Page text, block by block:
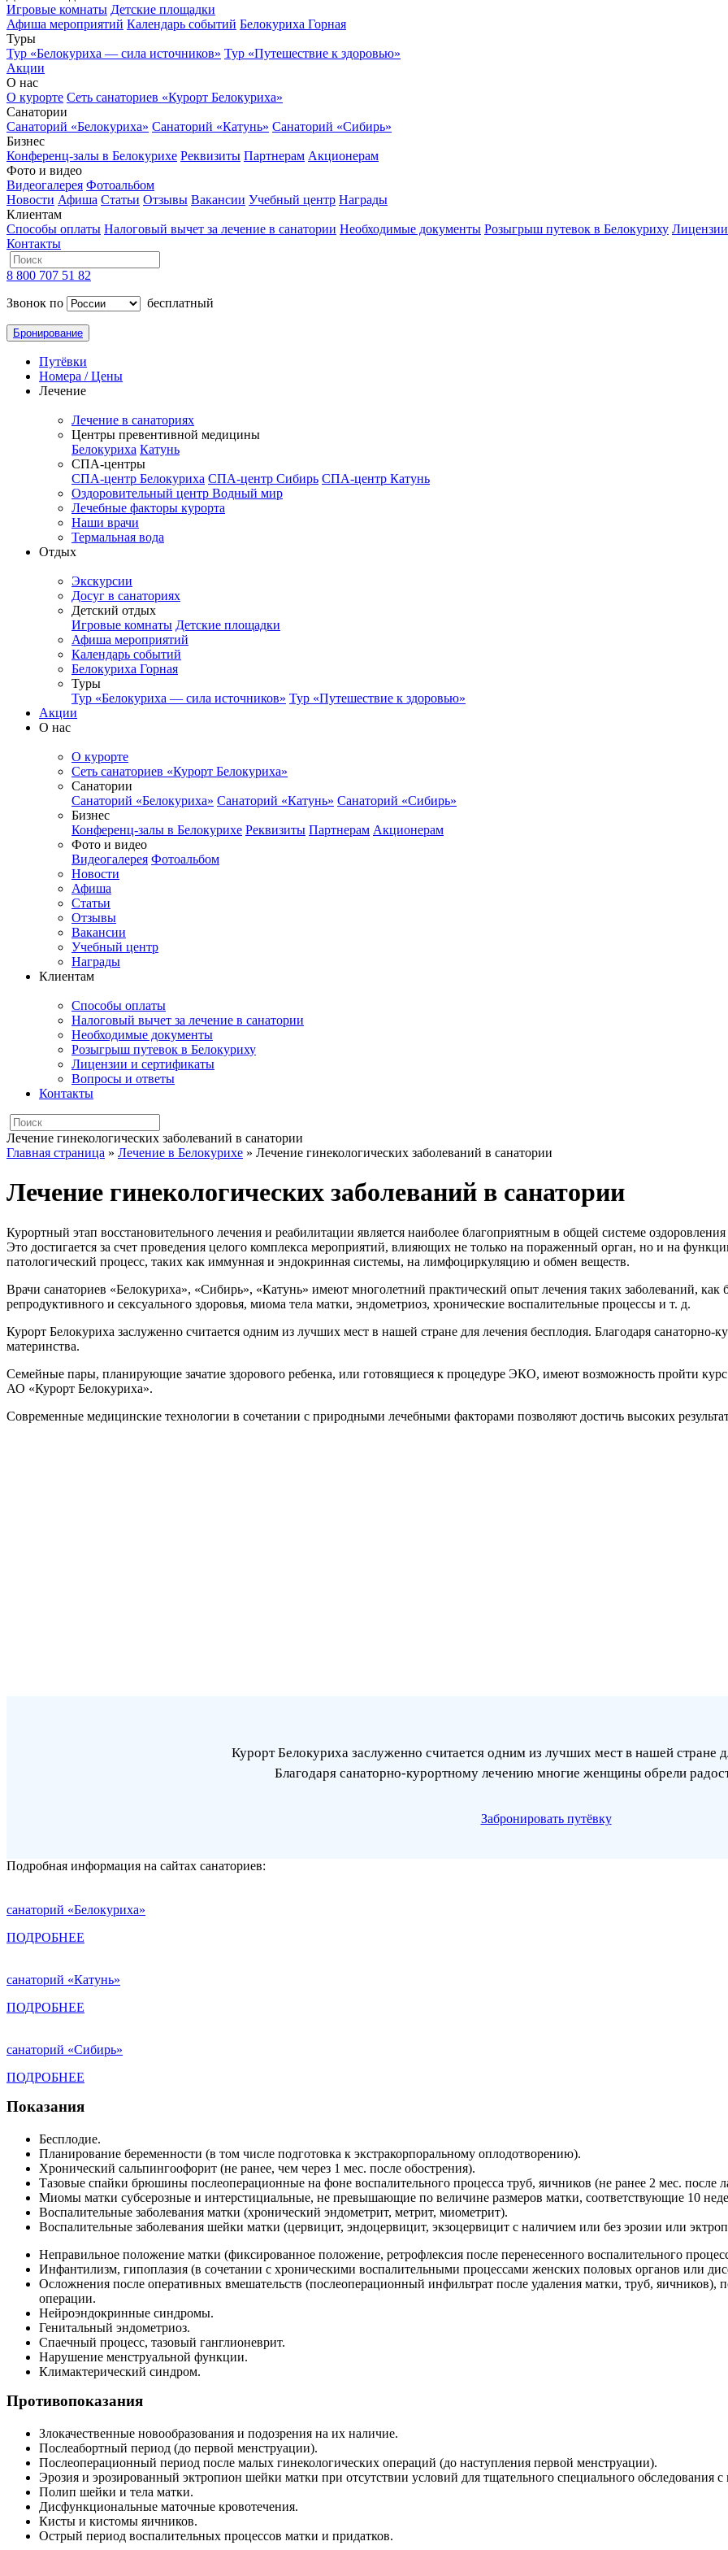
Игровые комнаты Детские площадки
Афиша мероприятий Календарь событий Белокуриха Горная
Туры
Тур «Белокуриха — сила источников» Тур «Путешествие к здоровью»
Акции
О нас
О курорте Сеть санаториев «Курорт Белокуриха»
Санатории
Санаторий «Белокуриха» Санаторий «Катунь» Санаторий «Сибирь»
Бизнес
Конференц-залы в Белокурихе Реквизиты Партнерам Акционерам
Фото и видео
Видеогалерея Фотоальбом
Новости Афиша Статьи Отзывы Вакансии Учебный центр Награды
Клиентам
Способы оплаты Налоговый вычет за лечение в санатории Необходимые документы Розыгрыш путевок в Белокуриху
Контакты
8 800 707 51 82
Звонок по
бесплатный
Бронирование
Путёвки
Номера / Цены
Лечение
Лечение в санаториях
Центры превентивной медицины
Белокуриха Катунь
СПА-центры
СПА-центр Белокуриха СПА-центр Сибирь СПА-центр Катунь
Оздоровительный центр Водный мир
Лечебные факторы курорта
Наши врачи
Термальная вода
Отдых
Экскурсии
Досуг в санаториях
Детский отдых
Игровые комнаты Детские площадки
Афиша мероприятий
Календарь событий
Белокуриха Горная
Туры
Тур «Белокуриха — сила источников» Тур «Путешествие к здоровью»
Акции
О нас
О курорте
Сеть санаториев «Курорт Белокуриха»
Санатории
Санаторий «Белокуриха» Санаторий «Катунь» Санаторий «Сибирь»
Бизнес
Конференц-залы в Белокурихе Реквизиты Партнерам Акционерам
Фото и видео
Видеогалерея Фотоальбом
Новости
Афиша
Статьи
Отзывы
Вакансии
Учебный центр
Награды
Клиентам
Способы оплаты
Налоговый вычет за лечение в санатории
Необходимые документы
Розыгрыш путевок в Белокуриху
Лицензии и сертификаты
Вопросы и ответы
Контакты
Лечение гинекологических заболеваний в санатории
Главная страница » Лечение в Белокурихе » Лечение гинекологических заболеваний в санатории
Лечение гинекологических заболеваний в санатории
Курортный этап восстановительного лечения и реабилитации является наиболее благоприятным в общей системе
Это достигается за счет проведения целого комплекса мероприятий, влияющих не только на пораженный орган, но и на
патологический процесс, таких как иммунная и эндокринная системы, на лимфоциркуляцию и обмен веществ.
Врачи санаториев «Белокуриха», «Сибирь», «Катунь» имеют многолетний практический опыт лечения таких заболеваний, как
репродуктивного и сексуального здоровья, миома тела матки, эндометриоз, хронические воспалительные процессы и т. д.
Курорт Белокуриха заслуженно считается одним из лучших мест в нашей стране для лечения бесплодия. Благодаря
материнства.
Семейные пары, планирующие зачатие здорового ребенка, или готовящиеся к процедуре ЭКО, имеют возможность пройти курс
АО «Курорт Белокуриха».
Современные медицинские технологии в сочетании с природными лечебными факторами позволяют достичь высоких
Курорт Белокуриха заслуженно считается одним из лучших мест в нашей стране
Благодаря санаторно-курортному лечению многие женщины обрели
Забронировать путёвку
Подробная информация на сайтах санаториев:
санаторий «Белокуриха»
ПОДРОБНЕЕ
санаторий «Катунь»
ПОДРОБНЕЕ
санаторий «Сибирь»
ПОДРОБНЕЕ
Показания
Бесплодие.
Планирование беременности (в том числе подготовка к экстракорпоральному оплодотворению).
Хронический сальпингоофорит (не ранее, чем через 1 мес. после обострения).
Тазовые спайки брюшины послеоперационные на фоне воспалительного процесса труб, яичников (не ранее 2 мес. после
Миомы матки субсерозные и интерстициальные, не превышающие по величине размеров матки, соответствующие 10
Воспалительные заболевания матки (хронический эндометрит, метрит, миометрит).
Воспалительные заболевания шейки матки (цервицит, эндоцервицит, экзоцервицит с наличием или без эрозии или
Неправильное положение матки (фиксированное положение, ретрофлексия после перенесенного воспалительного
Инфантилизм, гипоплазия (в сочетании с хроническими воспалительными процессами женских половых органов или
Осложнения после оперативных вмешательств (послеоперационный инфильтрат после удаления матки, труб, яичников),
операции.
Нейроэндокринные синдромы.
Генитальный эндометриоз.
Спаечный процесс, тазовый ганглионеврит.
Нарушение менструальной функции.
Климактерический синдром.
Противопоказания
Злокачественные новообразования и подозрения на их наличие.
Послеабортный период (до первой менструации).
Послеоперационный период после малых гинекологических операций (до наступления первой менструации).
Эрозия и эрозированный эктропион шейки матки при отсутствии условий для тщательного специального обследования
Полип шейки и тела матки.
Дисфункциональные маточные кровотечения.
Кисты и кистомы яичников.
Острый период воспалительных процессов матки и придатков.